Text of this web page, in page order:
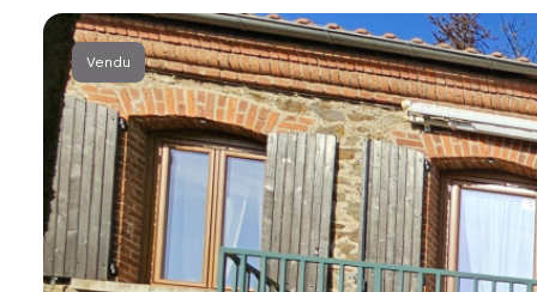
NOS
BIENS
VENDUS
ESTIMATION
L'ÉQUIPE
ALERTE
E-MAIL
Vendu